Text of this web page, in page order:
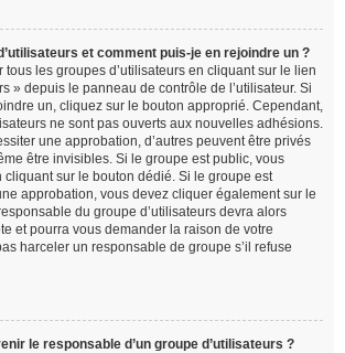
et comment puis-je en rejoindre un ?
tous les groupes d’utilisateurs en cliquant sur le lien
» depuis le panneau de contrôle de l’utilisateur. Si
un, cliquez sur le bouton approprié. Cependant,
ne sont pas ouverts aux nouvelles adhésions.
une approbation, d’autres peuvent être privés
être invisibles. Si le groupe est public, vous
sur le bouton dédié. Si le groupe est
approbation, vous devez cliquer également sur le
du groupe d’utilisateurs devra alors
et pourra vous demander la raison de votre
harceler un responsable de groupe s’il refuse
le responsable d’un groupe d’utilisateurs ?